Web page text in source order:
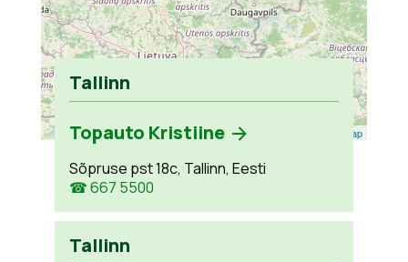
Leaflet OpenStreetMap
Tallinn
Topauto Kristiine
Sõpruse pst 18c, Tallinn, Eesti
☎ 667 5500
Tallinn